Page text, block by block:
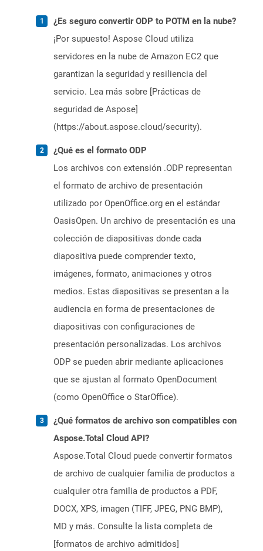
¿Es seguro convertir ODP to POTM en la nube?
¡Por supuesto! Aspose Cloud utiliza
servidores en la nube de Amazon EC2 que
garantizan la seguridad y resiliencia del
servicio. Lea más sobre [Prácticas de
seguridad de Aspose]
(https://about.aspose.cloud/security).
¿Qué es el formato ODP
Los archivos con extensión .ODP representan
el formato de archivo de presentación
utilizado por OpenOffice.org en el estándar
OasisOpen. Un archivo de presentación es una
colección de diapositivas donde cada
diapositiva puede comprender texto,
imágenes, formato, animaciones y otros
medios. Estas diapositivas se presentan a la
audiencia en forma de presentaciones de
diapositivas con configuraciones de
presentación personalizadas. Los archivos
ODP se pueden abrir mediante aplicaciones
que se ajustan al formato OpenDocument
(como OpenOffice o StarOffice).
¿Qué formatos de archivo son compatibles con
Aspose.Total Cloud API?
Aspose.Total Cloud puede convertir formatos
de archivo de cualquier familia de productos a
cualquier otra familia de productos a PDF,
DOCX, XPS, imagen (TIFF, JPEG, PNG BMP),
MD y más. Consulte la lista completa de
[formatos de archivo admitidos]